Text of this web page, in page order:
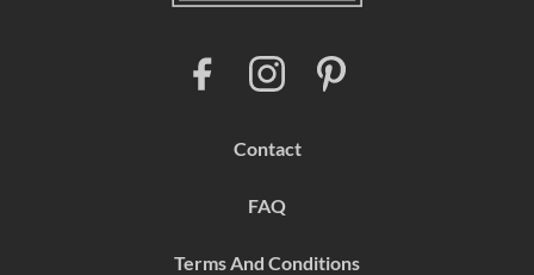
Contact
FAQ
Terms And Conditions
I
n
g
a
m